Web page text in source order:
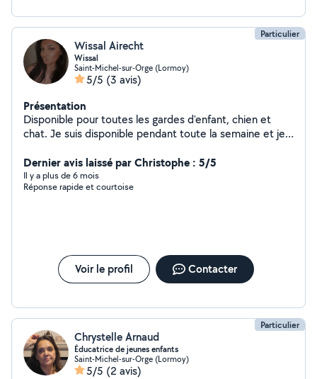
Particulier
Wissal Airecht
Wissal
Saint-Michel-sur-Orge (Lormoy)
5/5 (3 avis)
Présentation
Disponible pour toutes les gardes d'enfant, chien et
chat. Je suis disponible pendant toute la semaine et je
quatre-vingt, 14 Quatre-vingt, 14
Dernier avis laissé par Christophe : 5/5
Il y a plus de 6 mois
Réponse rapide et courtoise
Voir le profil Contacter
Particulier
Chrystelle Arnaud
Éducatrice de jeunes enfants
Saint-Michel-sur-Orge (Lormoy)
5/5 (2 avis)